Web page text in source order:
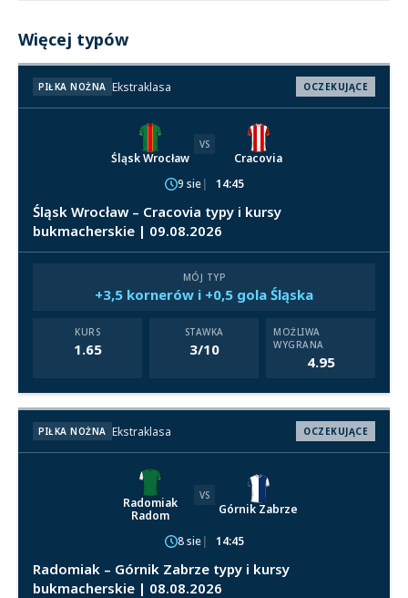
Więcej typów
PIŁKA NOŻNA Ekstraklasa OCZEKUJĄCE
Śląsk Wrocław
VS
Cracovia
9 sie
14:45
Śląsk Wrocław – Cracovia typy i kursy
bukmacherskie | 09.08.2026
MÓJ TYP
+3,5 kornerów i +0,5 gola Śląska
KURS
1.65
STAWKA
3/10
MOŻLIWA
WYGRANA
4.95
PIŁKA NOŻNA Ekstraklasa OCZEKUJĄCE
Radomiak
Radom
VS
Górnik Zabrze
8 sie 14:45
Radomiak – Górnik Zabrze typy i kursy
bukmacherskie | 08.08.2026